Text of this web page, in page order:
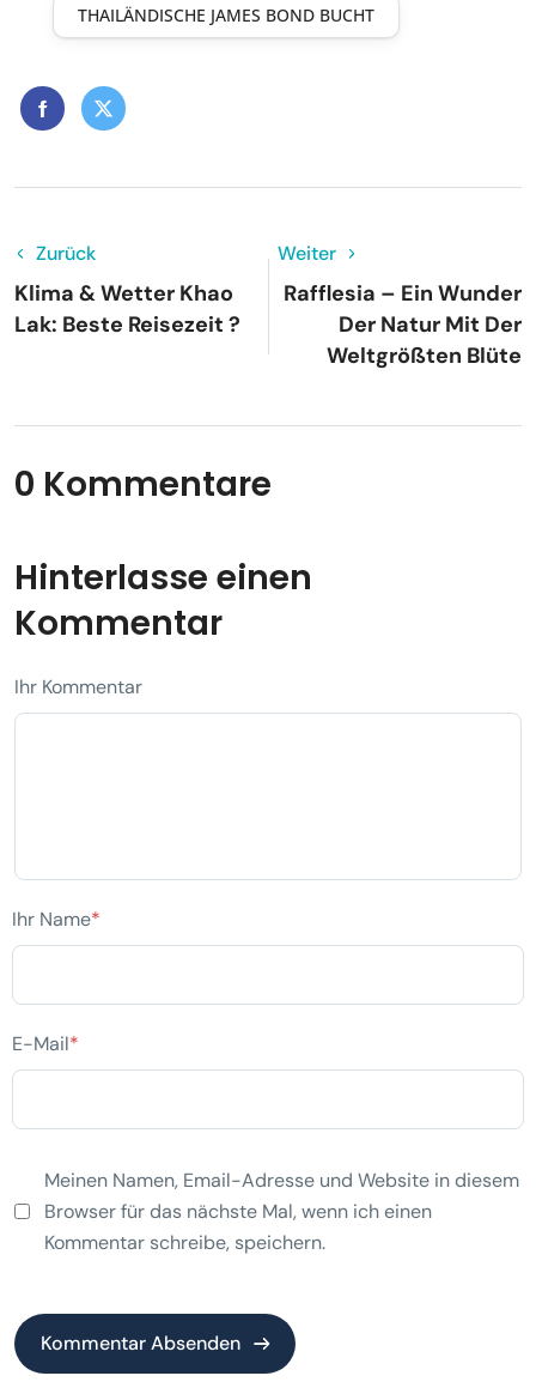
THAILÄNDISCHE JAMES BOND BUCHT
Zurück
Klima & Wetter Khao
Lak: Beste Reisezeit ?
Weiter
Rafflesia – Ein Wunder
Der Natur Mit Der
Weltgrößten Blüte
0 Kommentare
Hinterlasse einen
Kommentar
Ihr Kommentar
Ihr Name*
E-Mail*
Meinen Namen, Email-Adresse und Website in diesem
Browser für das nächste Mal, wenn ich einen
Kommentar schreibe, speichern.